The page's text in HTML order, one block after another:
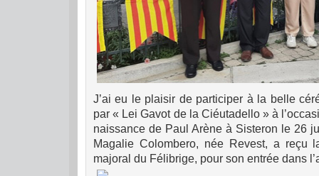
J’ai eu le plaisir de participer à la belle
par « Lei Gavot de la Ciéutadello » à
naissance de Paul Arène à Sisteron le 26
Magalie Colombero, née Revest, a reçu
majoral du Félibrige, pour son entrée dans